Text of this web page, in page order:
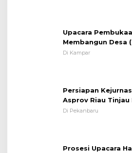
Upacara
Membangun Desa
Kodim 0313/KPR
Di Kampar
Persiapan
Asprov Riau
Lapangan
Di Pekanbaru
Prosesi Upacara